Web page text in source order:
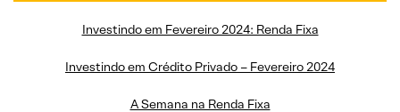
Investindo em Fevereiro 2024: Renda Fixa
Investindo em Crédito Privado – Fevereiro 2024
A Semana na Renda Fixa